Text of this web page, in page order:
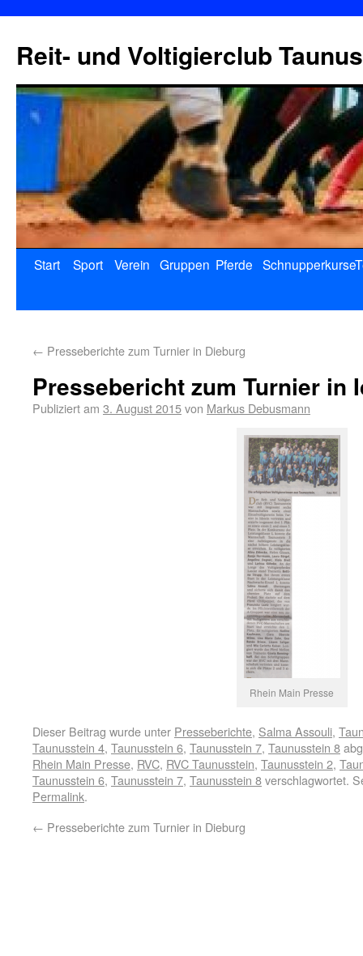
Reit- und Voltigierclub
Start Sport Verein Gruppen Pferde Schnupperkurse
← Presseberichte zum Turnier in Dieburg
Pressebericht zum Turnier in
Publiziert am 3. August 2015von Markus Debusmann
Rhein Main Presse
Dieser Beitrag wurde unter Presseberichte, Salma Assouli,
Taunusstein 4, Taunusstein 6, Taunusstein 7, Taunusstein 8
Rhein Main Presse, RVC, RVC Taunusstein, Taunusstein 2,
Taunusstein 6, Taunusstein 7, Taunusstein 8verschlagwortet.
Permalink.
← Presseberichte zum Turnier in Dieburg